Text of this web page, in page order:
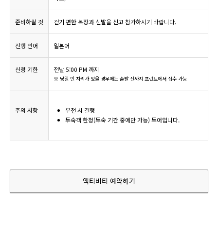
준비하실 것 걷기 편한 복장과 신발을 신고 참가하시기 바랍니다.
진행 언어 일본어
신청 기한 전날 5:00 PM 까지
※ 당일 빈 자리가 있을 경우에는 출발 전까지 프런트에서 접수 가능
주의 사항
우천 시 결행
투숙객 한정(투숙 기간 중에만 가능) 투어입니다.
액티비티 예약하기